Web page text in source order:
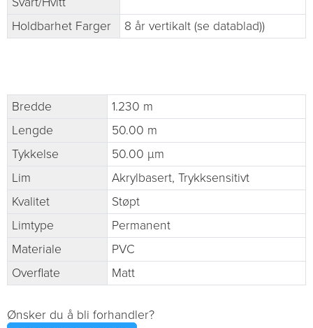
Holdbarhet Farger 8 år vertikalt (se datablad))
Bredde
1.230 m
Lengde
50.00 m
Tykkelse
50.00 µm
Lim
Akrylbasert, Trykksensitivt
Kvalitet
Støpt
Limtype
Permanent
Materiale
PVC
Overflate
Matt
Ønsker du å bli forhandler?